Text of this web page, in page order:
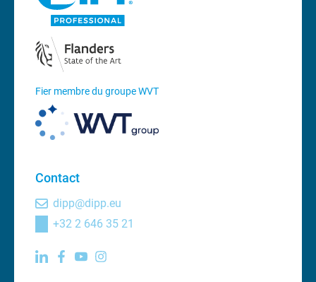
Fier membre du groupe WVT
Contact
dipp@dipp.eu
+32 2 646 35 21